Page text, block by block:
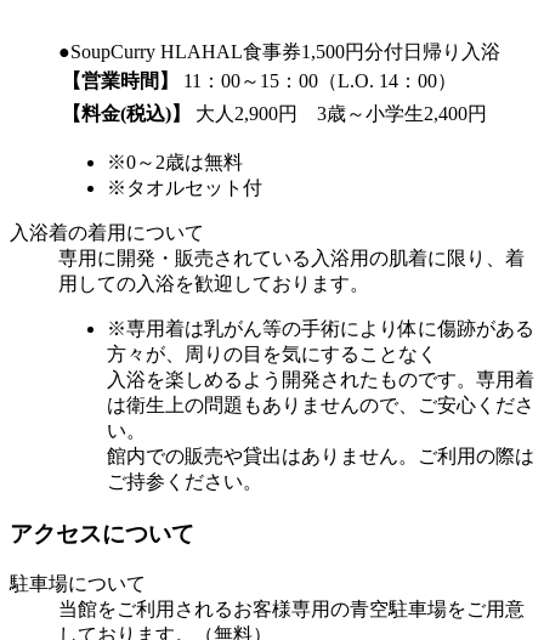
●SoupCurry HLAHAL食事券1,500円分付日帰り入浴
【営業時間】
11：00～15：00（L.O. 14：00）
【料金(税込)】
大人2,900円 3歳～小学生2,400円
※0～2歳は無料
※タオルセット付
入浴着の着用について
専用に開発・販売されている入浴用の肌着に限り、着
用しての入浴を歓迎しております。
※専用着は乳がん等の手術により体に傷跡がある
方々が、周りの目を気にすることなく
入浴を楽しめるよう開発されたものです。専用着
は衛生上の問題もありませんので、ご安心くださ
い。
館内での販売や貸出はありません。ご利用の際は
ご持参ください。
アクセスについて
駐車場について
当館をご利用されるお客様専用の青空駐車場をご用意
しております。（無料）